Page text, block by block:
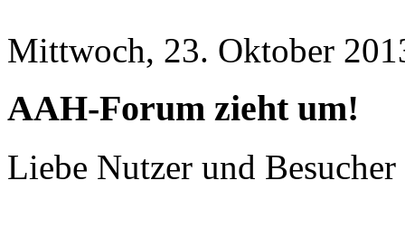
Mittwoch, 23. Oktober
AAH-Forum zieht um!
Liebe Nutzer und